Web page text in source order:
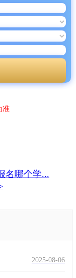
准
名哪个学...
2025-08-06